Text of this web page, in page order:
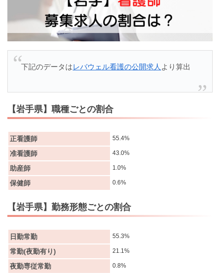
下記のデータはレバウェル看護の公開求人 より算出
【岩手県】職種ごとの割合
正看護師 55.4%
准看護師 43.0%
助産師 1.0%
保健師 0.6%
【岩手県】勤務形態ごとの割合
日勤常勤 55.3%
常勤(夜勤有り) 21.1%
夜勤専従常勤 0.8%